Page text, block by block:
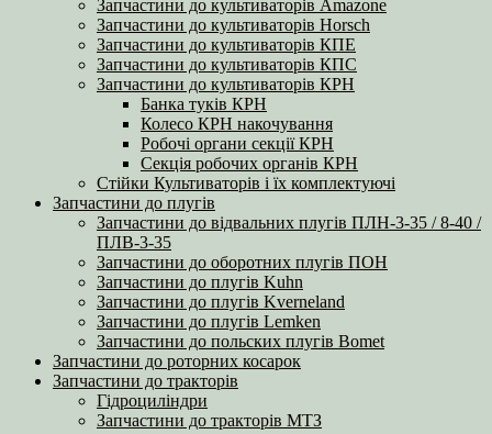
Запчастини до культиваторів Amazone
Запчастини до культиваторів Horsch
Запчастини до культиваторів КПЕ
Запчастини до культиваторів КПС
Запчастини до культиваторів КРН
Банка туків КРН
Колесо КРН накочування
Робочі органи секції КРН
Секція робочих органів КРН
Стійки Культиваторів і їх комплектуючі
Запчастини до плугів
Запчастини до відвальних плугів ПЛН-3-35 / 8-40 /
ПЛВ-3-35
Запчастини до оборотних плугів ПОН
Запчастини до плугів Kuhn
Запчастини до плугів Kverneland
Запчастини до плугів Lemken
Запчастини до польских плугів Bomet
Запчастини до роторних косарок
Запчастини до тракторів
Гідроциліндри
Запчастини до тракторів МТЗ